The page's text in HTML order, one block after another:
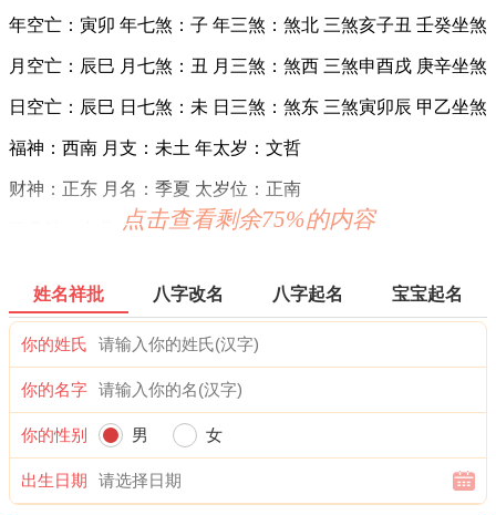
年空亡：寅卯 年七煞：子 年三煞：煞北 三煞亥子丑 壬癸坐煞
月空亡：辰巳 月七煞：丑 月三煞：煞西 三煞申酉戌 庚辛坐煞
日空亡：辰巳 日七煞：未 日三煞：煞东 三煞寅卯辰 甲乙坐煞
福神：西南 月支：未土 年太岁：文哲
财神：正东 月名：季夏 太岁位：正南
阳贵神：东北 月相：渐盈凸月 岁破位：正北
六曜：赤口 — 凶(午时吉)：依古籍观点，寓意大凶之日。此
日一早一晚为凶，而从上午九时至下午三时为吉。
文。后来传至日本，并于当地流行，而在中国影响日渐式微。
十二值神：朱雀 — 凶：俗称“大黑道日”。古籍云：天讼星，
利用公事，常人凶，诸事忌用，谨防争讼。
十二值日：破执位 — 凶：：俗称“小黑道日”。凶。依古籍观
点击查看剩余75%的内容
姓名祥批 八字改名 八字起名 宝宝起名
你的姓氏
你的名字
你的性别 男 女
出生日期